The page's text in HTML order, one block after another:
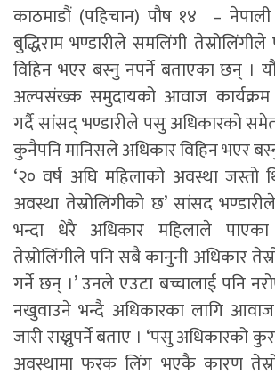
काठमाडौं (पहिचान) पौष १४ –
बुद्धिराम भण्डारीले समलिंगी
विहिन भएर बस्नु नपर्ने बताएका छन् ।
अल्पसंख्क समुदायको आवाज कार्यक्रम
गर्दै सांंसद् भण्डारीले पसु अधिकारको
कुनैपनि मानिसले अधिकार विहिन भएर
‘२० वर्ष अघि महिलाको अवस्था जस्तो
अवस्था तेस्रोलिंगीको छ’ सांसद
भन्दा धेरै अधिकार महिलाले
तेस्रोलिंंगीले पनि सबै कानुनी अधिकार
गर्ने छन् ।’ उनले एउटा बच्चालाई पनि
नखुवाउने भन्दै अधिकारका लागि
जारी राख्नुपर्ने बताए । ‘पसु अधिकारको
अवस्थामा फरक लिंग भएकै कारण